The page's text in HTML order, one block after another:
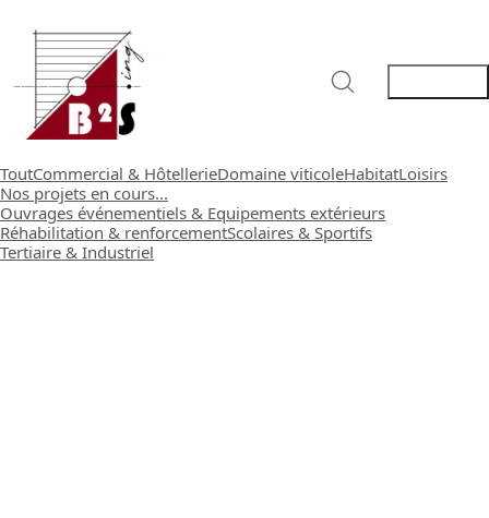
ToutCommercial & HôtellerieDomaine viticoleHabitatLoisirs
Nos projets en cours...
Ouvrages événementiels & Equipements extérieurs
Réhabilitation & renforcementScolaires & Sportifs
Tertiaire & Industriel